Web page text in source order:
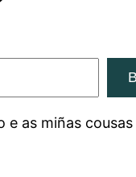
e as miñas